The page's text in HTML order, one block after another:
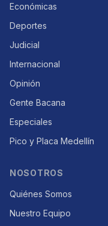
Económicas
Deportes
Judicial
Internacional
Opinión
Gente Bacana
Especiales
Pico y Placa Medellín
NOSOTROS
Quiénes Somos
Nuestro Equipo